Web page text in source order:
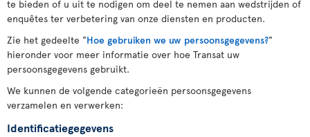
te bieden of u uit te nodigen om deel te nemen aan wedstrijden of
enquêtes ter verbetering van onze diensten en producten.
Zie het gedeelte "Hoe gebruiken we uw persoonsgegevens?"
hieronder voor meer informatie over hoe Transat uw
persoonsgegevens gebruikt.
We kunnen de volgende categorieën persoonsgegevens
verzamelen en verwerken:
Identificatiegegevens